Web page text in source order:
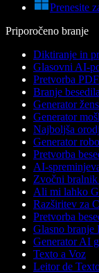
Prenesite
Priporočeno branje
Diktiranje in
Glasovni AI-
Pretvorba
Branje
Generator
Generator
Najboljša
Generator
Pretvorba
AI-
Zvočni
Ali mi lahko
Razširitev za
Pretvorba
Glasno branje
Generator AI
Texto a Voz
Leitor de